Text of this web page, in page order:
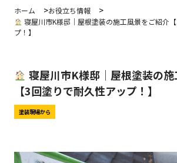
ホーム
お役立ち情報
寝屋川市K様邸｜屋根塗装の施工風景をご紹介
プ！】
寝屋川市K様邸｜屋根塗装の
【3回塗りで耐久性アップ！】
塗装現場から